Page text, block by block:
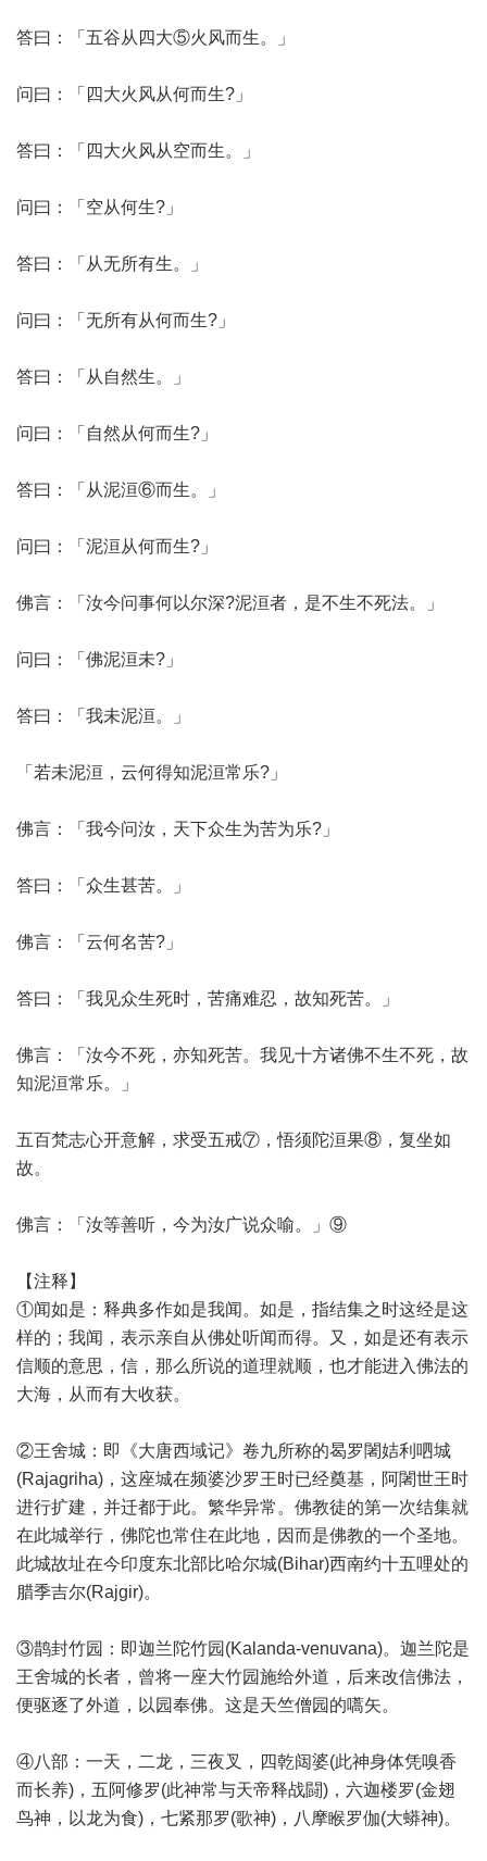
答曰：「五谷从四大⑤火风而生。」
问曰：「四大火风从何而生?」
答曰：「四大火风从空而生。」
问曰：「空从何生?」
答曰：「从无所有生。」
问曰：「无所有从何而生?」
答曰：「从自然生。」
问曰：「自然从何而生?」
答曰：「从泥洹⑥而生。」
问曰：「泥洹从何而生?」
佛言：「汝今问事何以尔深?泥洹者，是不生不死法。」
问曰：「佛泥洹未?」
答曰：「我未泥洹。」
「若未泥洹，云何得知泥洹常乐?」
佛言：「我今问汝，天下众生为苦为乐?」
答曰：「众生甚苦。」
佛言：「云何名苦?」
答曰：「我见众生死时，苦痛难忍，故知死苦。」
佛言：「汝今不死，亦知死苦。我见十方诸佛不生不死，故
知泥洹常乐。」
五百梵志心开意解，求受五戒⑦，悟须陀洹果⑧，复坐如
故。
佛言：「汝等善听，今为汝广说众喻。」⑨
【注释】
①闻如是：释典多作如是我闻。如是，指结集之时这经是这
样的；我闻，表示亲自从佛处听闻而得。又，如是还有表示
信顺的意思，信，那么所说的道理就顺，也才能进入佛法的
大海，从而有大收获。
②王舍城：即《大唐西域记》卷九所称的曷罗闍姞利呬城
(Rajagriha)，这座城在频婆沙罗王时已经奠基，阿闍世王时
进行扩建，并迁都于此。繁华异常。佛教徒的第一次结集就
在此城举行，佛陀也常住在此地，因而是佛教的一个圣地。
此城故址在今印度东北部比哈尔城(Bihar)西南约十五哩处的
腊季吉尔(Rajgir)。
③鹊封竹园：即迦兰陀竹园(Kalanda-venuvana)。迦兰陀是
王舍城的长者，曾将一座大竹园施给外道，后来改信佛法，
便驱逐了外道，以园奉佛。这是天竺僧园的嚆矢。
④八部：一天，二龙，三夜叉，四乾闼婆(此神身体凭嗅香
而长养)，五阿修罗(此神常与天帝释战闘)，六迦楼罗(金翅
鸟神，以龙为食)，七紧那罗(歌神)，八摩睺罗伽(大蟒神)。